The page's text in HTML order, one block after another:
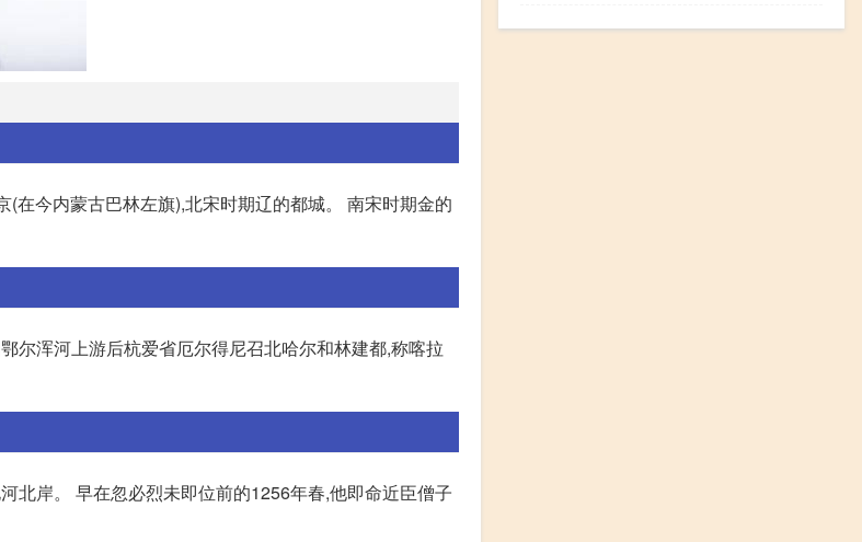
在今内蒙古巴林左旗),北宋时期辽的都城。 南宋时期金的
尔浑河上游后杭爱省厄尔得尼召北哈尔和林建都,称喀拉
北岸。 早在忽必烈未即位前的1256年春,他即命近臣僧子